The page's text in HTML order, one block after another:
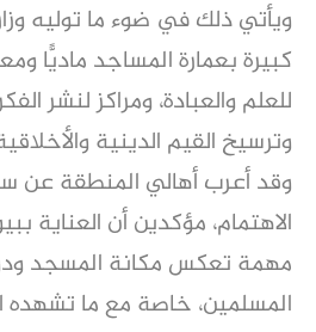
ويأتي ذلك في ضوء ما توليه
كبيرة بعمارة المساجد ماديًّا
للعلم والعبادة، ومراكز لنشر
وترسيخ القيم الدينية
وقد أعرب أهالي المنطقة عن
الاهتمام، مؤكدين أن العناية
مهمة تعكس مكانة المسجد
المسلمين، خاصة مع ما